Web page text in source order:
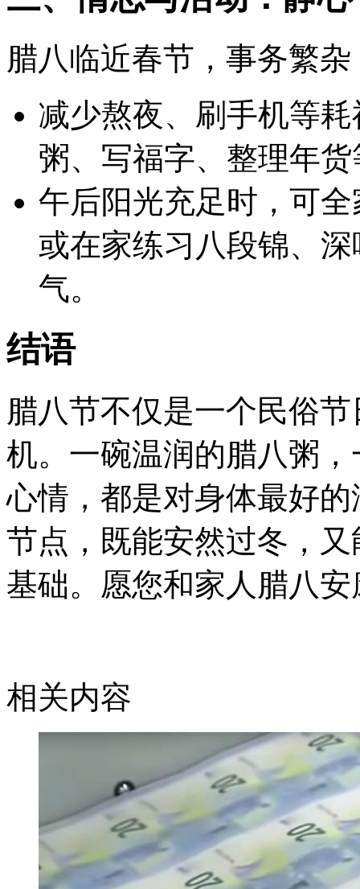
腊八临近春节，事务繁
减少熬夜、刷手机等
粥、写福字、整理年
午后阳光充足时，可
或在家练习八段锦、
气。
结语
腊八节不仅是一个民俗
机。一碗温润的腊八粥
心情，都是对身体最好
节点，既能安然过冬，
基础。愿您和家人腊八
相关内容